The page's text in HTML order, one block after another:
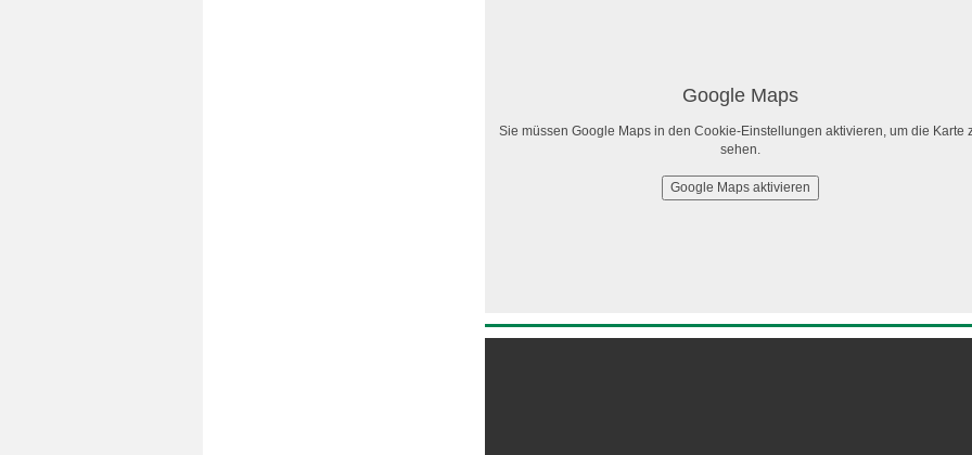
Google Maps
Sie müssen Google Maps in den Cookie-Einstellungen aktivieren, um die Karte
sehen.
Google Maps aktivieren